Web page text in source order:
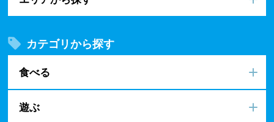
カテゴリから探す
食べる
遊ぶ